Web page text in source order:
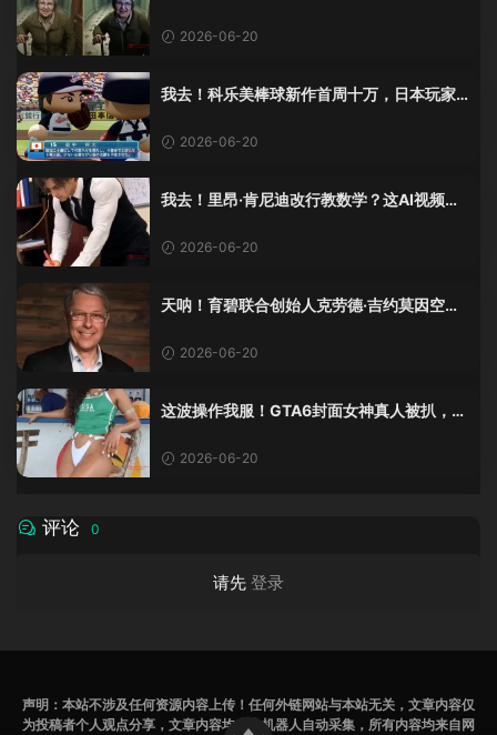
2026-06-20
我去！科乐美棒球新作首周十万，日本玩家
2026-06-20
我去！里昂·肯尼迪改行教数学？这AI视频全
2026-06-20
天呐！育碧联合创始人克劳德·吉约莫因空难
2026-06-20
这波操作我服！GTA6封面女神真人被扒，网
2026-06-20
评论 0
请先 登录
声明：本站不涉及任何资源内容上传！任何外链网站与本站无关，文章内容仅
为投稿者个人观点分享，文章内容均来为机器人自动采集，所有内容均来自网